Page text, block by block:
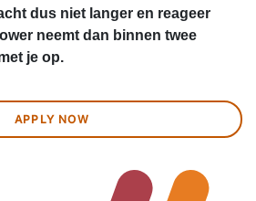
dus niet langer en reageer
neemt dan binnen twee
je op.
APPLY NOW